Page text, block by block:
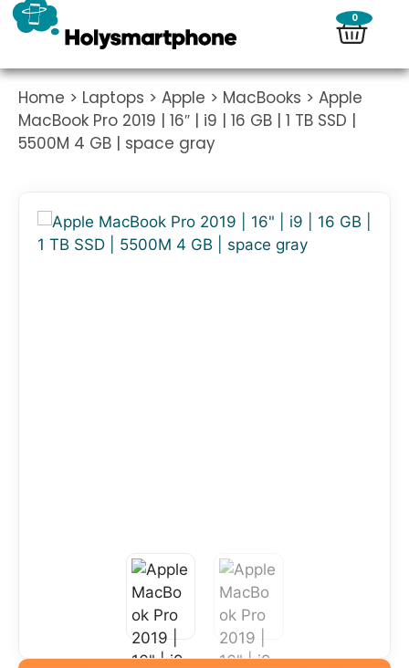
0
Home > Laptops > Apple > MacBooks > Apple
MacBook Pro 2019 | 16″ | i9 | 16 GB | 1 TB SSD |
5500M 4 GB | space gray